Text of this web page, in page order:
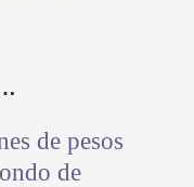
de pesos
de